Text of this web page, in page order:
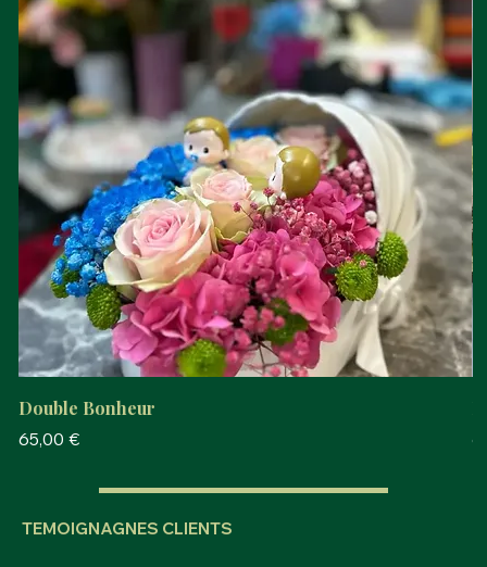
Double Bonheur
Prix
65,00 €
TEMOIGNAGNES CLIENTS